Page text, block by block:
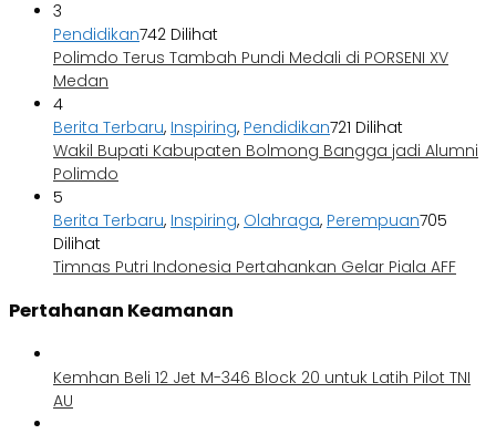
3
Pendidikan742 Dilihat
Polimdo Terus Tambah Pundi Medali di PORSENI XV
Medan
4
Berita Terbaru, Inspiring, Pendidikan721 Dilihat
Wakil Bupati Kabupaten Bolmong Bangga jadi Alumni
Polimdo
5
Berita Terbaru, Inspiring, Olahraga, Perempuan705
Dilihat
Timnas Putri Indonesia Pertahankan Gelar Piala AFF
Pertahanan Keamanan
Kemhan Beli 12 Jet M-346 Block 20 untuk Latih Pilot TNI
AU